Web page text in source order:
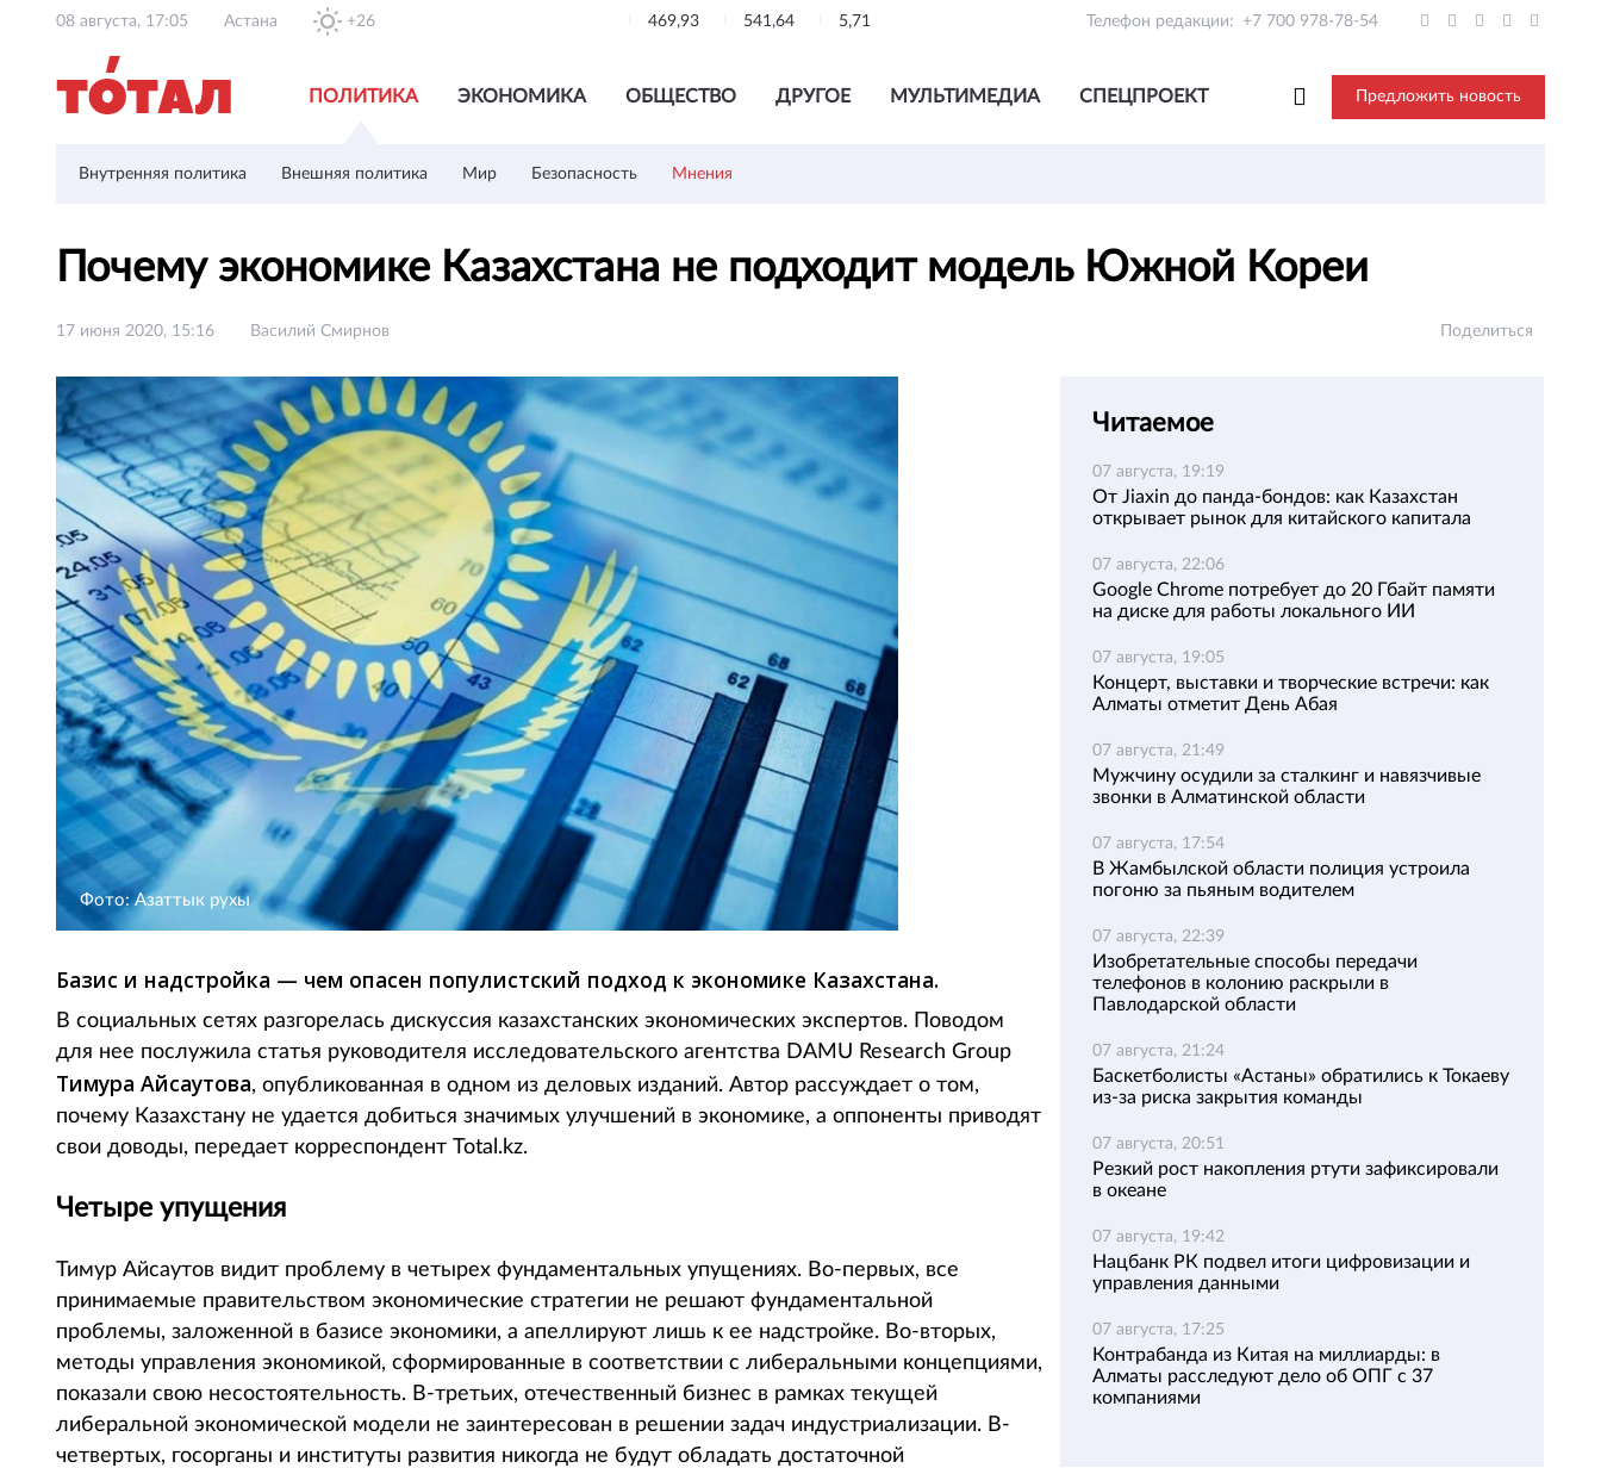
08 августа, 17:05 Астана +26 469,93 541,64 5,71 Телефон редакции: +7 700 978-78-54
ПОЛИТИКА ЭКОНОМИКА ОБЩЕСТВО ДРУГОЕ МУЛЬТИМЕДИА СПЕЦПРОЕКТ Предложить новость
Внутренняя политика Внешняя политика Мир Безопасность Мнения
Почему экономике Казахстана не подходит модель Южной Кореи
17 июня 2020, 15:16 Василий Смирнов Поделиться
Фото: Азаттык рухы
Базис и надстройка — чем опасен популистский подход к экономике Казахстана.
В социальных сетях разгорелась дискуссия казахстанских экономических экспертов. Поводом
для нее послужила статья руководителя исследовательского агентства DAMU Research Group
Тимура Айсаутова, опубликованная в одном из деловых изданий. Автор рассуждает о том,
почему Казахстану не удается добиться значимых улучшений в экономике, а оппоненты приводят
свои доводы, передает корреспондент Total.kz.
Четыре упущения
Тимур Айсаутов видит проблему в четырех фундаментальных упущениях. Во-первых, все
принимаемые правительством экономические стратегии не решают фундаментальной
проблемы, заложенной в базисе экономики, а апеллируют лишь к ее надстройке. Во-вторых,
методы управления экономикой, сформированные в соответствии с либеральными концепциями,
показали свою несостоятельность. В-третьих, отечественный бизнес в рамках текущей
либеральной экономической модели не заинтересован в решении задач индустриализации. В-
четвертых, госорганы и институты развития никогда не будут обладать достаточной
Читаемое
07 августа, 19:19
От Jiaxin до панда-бондов: как Казахстан
открывает рынок для китайского капитала
07 августа, 22:06
Google Chrome потребует до 20 Гбайт памяти
на диске для работы локального ИИ
07 августа, 19:05
Концерт, выставки и творческие встречи: как
Алматы отметит День Абая
07 августа, 21:49
Мужчину осудили за сталкинг и навязчивые
звонки в Алматинской области
07 августа, 17:54
В Жамбылской области полиция устроила
погоню за пьяным водителем
07 августа, 22:39
Изобретательные способы передачи
телефонов в колонию раскрыли в
Павлодарской области
07 августа, 21:24
Баскетболисты «Астаны» обратились к Токаеву
из-за риска закрытия команды
07 августа, 20:51
Резкий рост накопления ртути зафиксировали
в океане
07 августа, 19:42
Нацбанк РК подвел итоги цифровизации и
управления данными
07 августа, 17:25
Контрабанда из Китая на миллиарды: в
Алматы расследуют дело об ОПГ с 37
компаниями